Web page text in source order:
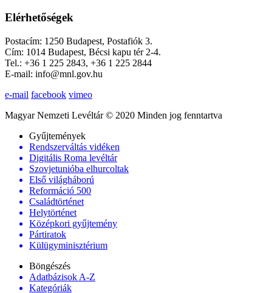
Elérhetőségek
Postacím: 1250 Budapest, Postafiók 3.
Cím: 1014 Budapest, Bécsi kapu tér 2-4.
Tel.: +36 1 225 2843, +36 1 225 2844
E-mail: info@mnl.gov.hu
e-mail facebook vimeo
Magyar Nemzeti Levéltár © 2020 Minden jog fenntartva
Gyűjtemények
Rendszerváltás vidéken
Digitális Roma levéltár
Szovjetunióba elhurcoltak
Első világháború
Reformáció 500
Családtörténet
Helytörténet
Középkori gyűjtemény
Pártiratok
Külügyminisztérium
Böngészés
Adatbázisok A-Z
Kategóriák